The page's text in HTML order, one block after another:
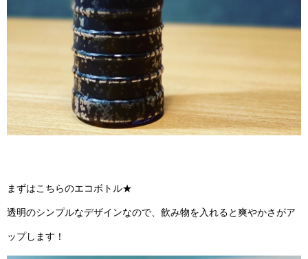
まずはこちらのエコボトル★
透明のシンプルなデザインなので、飲み物を入れると爽やかさがア
ップします！